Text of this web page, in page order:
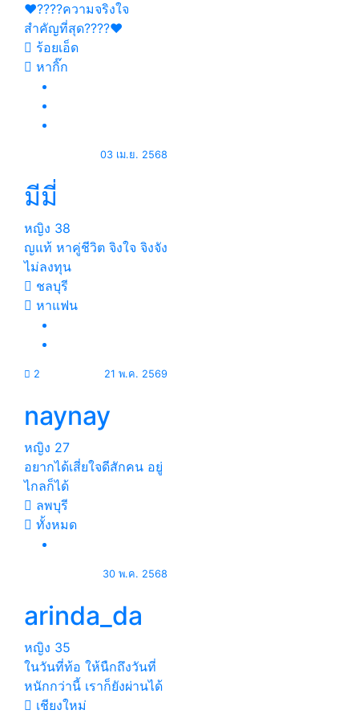
❤️????ความจริงใจ
สำคัญที่สุด????❤️
ร้อยเอ็ด
หากิ๊ก
03 เม.ย. 2568
มีมี่
หญิง 38
ญแท้ หาคู่ชีวิต จิงใจ จิงจัง
ไม่ลงทุน
ชลบุรี
หาแฟน
2 21 พ.ค. 2569
naynay
หญิง 27
อยากได้เสี่ยใจดีสักคน อยู่
ไกลก็ได้
ลพบุรี
ทั้งหมด
30 พ.ค. 2568
arinda_da
หญิง 35
ในวันที่ท้อ ให้นืกถึงวันที่
หนักกว่านี้ เราก็ยังผ่านได้
เชียงใหม่